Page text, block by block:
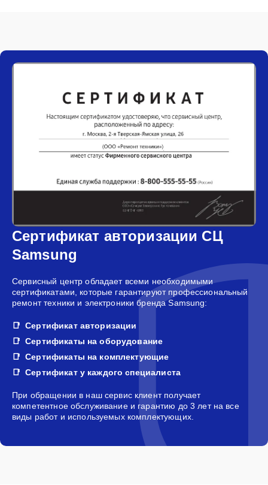
Сертификат авторизации СЦ
Samsung
Сервисный центр обладает всеми необходимыми
сертификатами, которые гарантируют профессиональный
ремонт техники и электроники бренда Samsung:
Сертификат авторизации
Сертификаты на оборудование
Сертификаты на комплектующие
Сертификат у каждого специалиста
При обращении в наш сервис клиент получает
компетентное обслуживание и гарантию до 3 лет на все
виды работ и используемых комплектующих.